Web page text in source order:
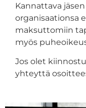
Kannattava
organisaationsa
maksuttomiin
myös
Jos olet
yhteyttä